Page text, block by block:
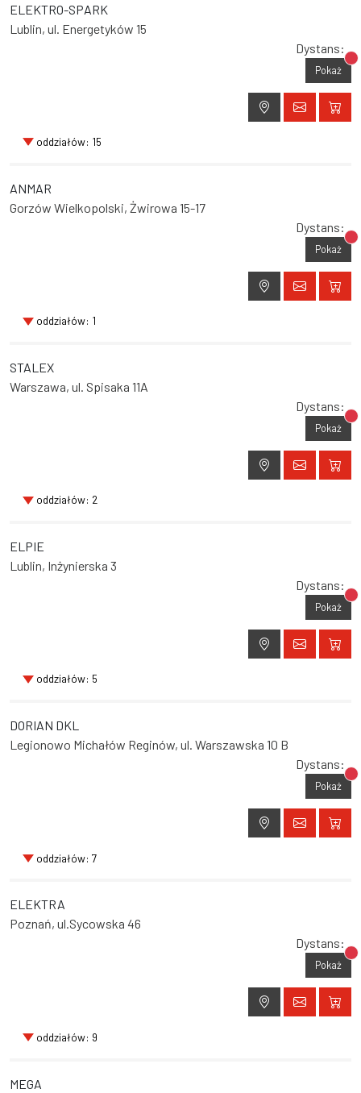
ELEKTRO-SPARK
Lublin, ul. Energetyków 15
Dystans:
Pokaż
oddziałów: 15
ANMAR
Gorzów Wielkopolski, Żwirowa 15-17
Dystans:
Pokaż
oddziałów: 1
STALEX
Warszawa, ul. Spisaka 11A
Dystans:
Pokaż
oddziałów: 2
ELPIE
Lublin, Inżynierska 3
Dystans:
Pokaż
oddziałów: 5
DORIAN DKL
Legionowo Michałów Reginów, ul. Warszawska 10 B
Dystans:
Pokaż
oddziałów: 7
ELEKTRA
Poznań, ul.Sycowska 46
Dystans:
Pokaż
oddziałów: 9
MEGA